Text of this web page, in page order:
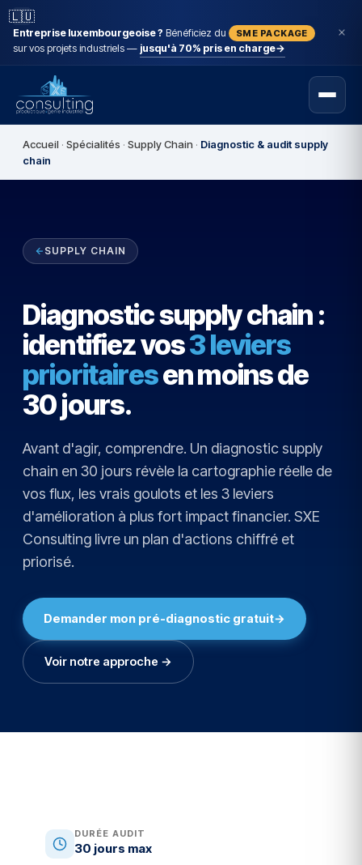
🇱🇺
Entreprise luxembourgeoise ? Bénéficiez du SME PACKAGE
sur vos projets industriels — jusqu'à 70% pris en charge→
Accueil · Spécialités · Supply Chain · Diagnostic & audit supply
chain
SUPPLY CHAIN
Diagnostic supply chain :
identifiez vos3 leviers
prioritairesen moins de
30 jours.
Avant d'agir, comprendre. Un diagnostic supply
chain en 30 jours révèle la cartographie réelle de
vos flux, les vrais goulots et les 3 leviers
d'amélioration à plus fort impact financier. SXE
Consulting livre un plan d'actions chiffré et
priorisé.
Demander mon pré-diagnostic gratuit→
Voir notre approche →
DURÉE AUDIT
30 jours max